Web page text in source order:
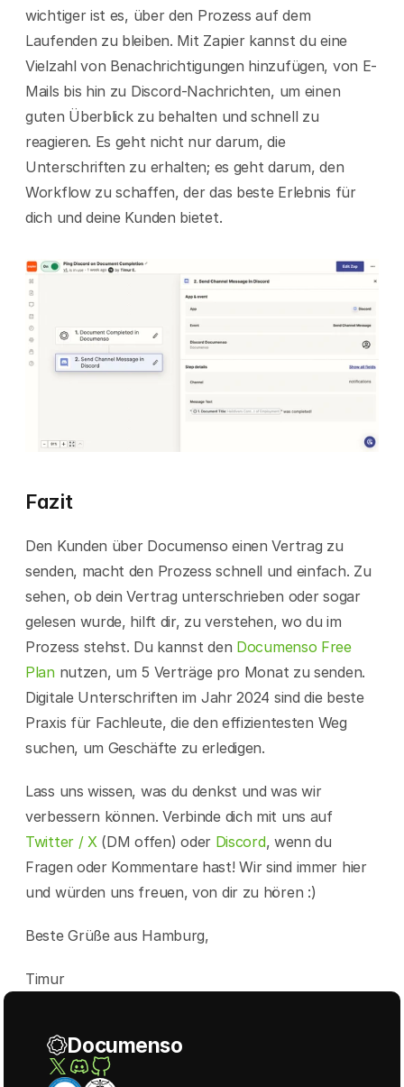
wichtiger ist es, über den Prozess auf dem
Laufenden zu bleiben. Mit Zapier kannst du eine
Vielzahl von Benachrichtigungen hinzufügen, von E-
Mails bis hin zu Discord-Nachrichten, um einen
guten Überblick zu behalten und schnell zu
reagieren. Es geht nicht nur darum, die
Unterschriften zu erhalten; es geht darum, den
Workflow zu schaffen, der das beste Erlebnis für
dich und deine Kunden bietet.
Fazit
Den Kunden über Documenso einen Vertrag zu
senden, macht den Prozess schnell und einfach. Zu
sehen, ob dein Vertrag unterschrieben oder sogar
gelesen wurde, hilft dir, zu verstehen, wo du im
Prozess stehst. Du kannst den Documenso Free
Plan nutzen, um 5 Verträge pro Monat zu senden.
Digitale Unterschriften im Jahr 2024 sind die beste
Praxis für Fachleute, die den effizientesten Weg
suchen, um Geschäfte zu erledigen.
Lass uns wissen, was du denkst und was wir
verbessern können. Verbinde dich mit uns auf
Twitter / X (DM offen) oder Discord, wenn du
Fragen oder Kommentare hast! Wir sind immer hier
und würden uns freuen, von dir zu hören :)
Beste Grüße aus Hamburg,
Timur
Documenso